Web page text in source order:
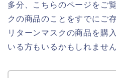
多分、こちらのページをご
クの商品のことをすでにご
リターンマスクの商品を購
いる方もいるかもしれませ